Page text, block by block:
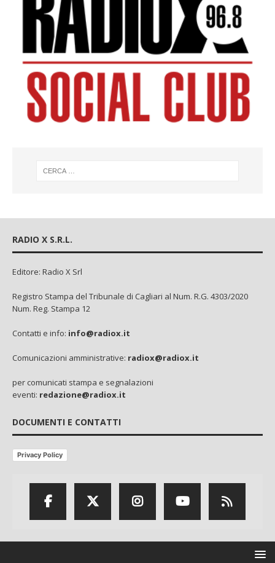
RADIO X S.R.L.
Editore: Radio X Srl
Registro Stampa del Tribunale di Cagliari al Num. R.G. 4303/2020
Num. Reg. Stampa 12
Contatti e info: info@radiox.it
Comunicazioni amministrative: radiox@radiox.it
per comunicati stampa e segnalazioni
eventi: redazione@radiox.it
DOCUMENTI E CONTATTI
Privacy Policy